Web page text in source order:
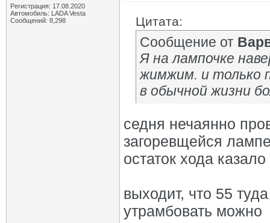
Регистрация: 17.08.2020
Автомобиль: LADA Vesta
Сообщений: 8,298
Цитата:
Сообщение от
Я на лампочке
жимжим. и только
в обычной жизни
седня нечаянно
загоревщейся
остаток хода
выходит, что 55
утрамбовать можно